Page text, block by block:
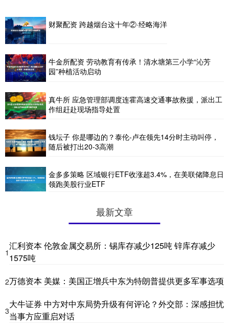
财聚配资 跨越烟台这十年②·经略海洋
牛金所配资 劳动教育有传承！清水塘第三小学“沁芳
园”种植活动启动
真牛所 应急管理部调度连霍高速交通事故救援，派出工
作组赶赴现场指导处置
钱坛子 你是哪边的？泰伦-卢在领先14分时主动叫停，
随后被打出20-3高潮
金多多策略 区域银行ETF收涨超3.4%，在美联储降息日
领跑美股行业ETF
最新文章
1
汇利资本 伦敦金属交易所：锡库存减少125吨 锌库存减少
1575吨
2万德资本 美媒：美国正增兵中东为特朗普提供更多军事选项
3
大牛证券 中方对中东局势升级有何评论？外交部：深感担忧
当事方应重启对话